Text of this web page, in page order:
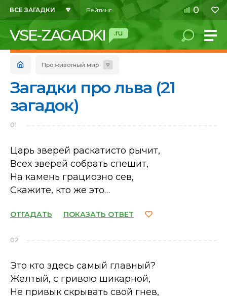
ВСЕ ЗАГАДКИ Рейтинг 0
VSE-ZAGADKI .ru
Про животный мир
Загадки про льва (21
загадок)
01
Царь зверей раскатисто рычит,
Всех зверей собрать спешит,
На камень грациозно сев,
Скажите, кто же это…
ОТГАДАТЬ ПОКАЗАТЬ ОТВЕТ
02
Это кто здесь самый главный?
Желтый, с гривою шикарной,
Не привык скрывать свой гнев,